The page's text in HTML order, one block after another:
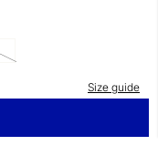
Size guide